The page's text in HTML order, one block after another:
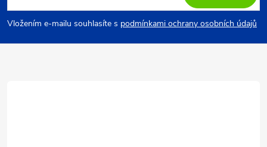
p
a
Vložením e-mailu souhlasíte s podmínkami ochrany osobních údajů